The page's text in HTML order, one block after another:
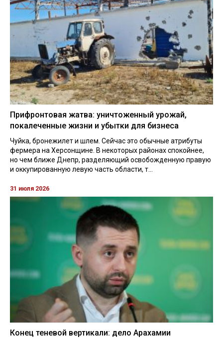
Прифронтовая жатва: уничтоженный урожай,
покалеченные жизни и убытки для бизнеса
Чуйка, бронежилет и шлем. Сейчас это обычные атрибуты
фермера на Херсонщине. В некоторых районах спокойнее,
но чем ближе Днепр, разделяющий освобожденную правую
и оккупированную левую часть области, т...
31 июля 2026
Конец теневой вертикали: дело Арахамии